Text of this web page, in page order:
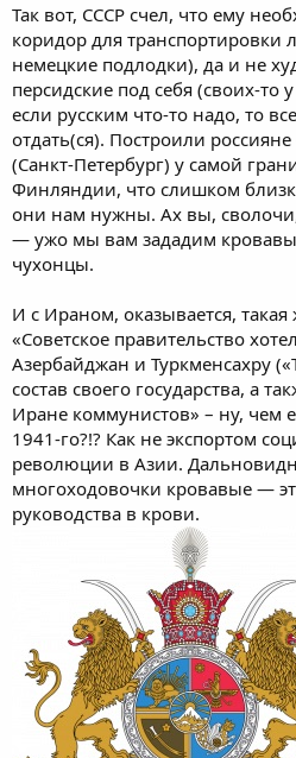
Так вот, СССР счел, что ему
коридор для транспортировки
немецкие подлодки), да и не
персидские под себя (своих-то
если русским что-то надо, то
отдать(ся). Построили
(Санкт-Петербург) у самой
Финляндии, что слишком
они нам нужны. Ах вы, сволочи,
— ужо мы вам зададим
чухонцы.
И с Ираном, оказывается,
«Советское правительство
Азербайджан и Туркменсахру
состав своего государства, а
Иране коммунистов» – ну, чем
1941-го?!? Как не экспортом
революции в Азии.
многоходовочки кровавые —
руководства в крови.